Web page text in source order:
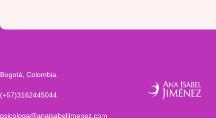
Bogotá, Colombia.
(+57)3162445044
psicologa@anaisabeljimenez.com